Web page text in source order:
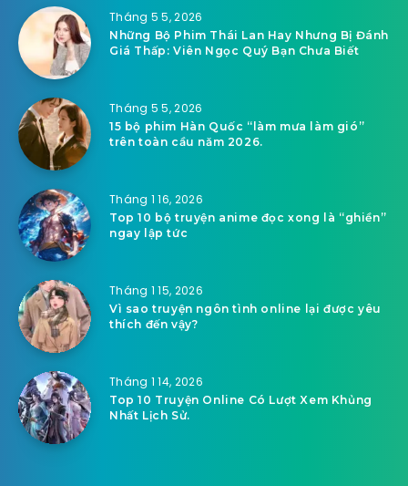
Tháng 5 5, 2026
Những Bộ Phim Thái Lan Hay Nhưng Bị Đánh
Giá Thấp: Viên Ngọc Quý Bạn Chưa Biết
Tháng 5 5, 2026
15 bộ phim Hàn Quốc “làm mưa làm gió”
trên toàn cầu năm 2026.
Tháng 1 16, 2026
Top 10 bộ truyện anime đọc xong là “ghiền”
ngay lập tức
Tháng 1 15, 2026
Vì sao truyện ngôn tình online lại được yêu
thích đến vậy?
Tháng 1 14, 2026
Top 10 Truyện Online Có Lượt Xem Khủng
Nhất Lịch Sử.